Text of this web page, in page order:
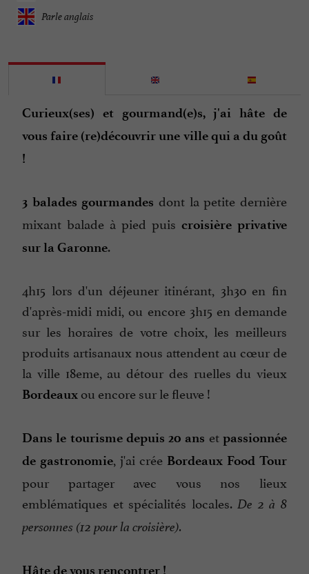
Parle anglais
Curieux(ses) et gourmand(e)s, j'ai hâte de
vous faire (re)découvrir une ville qui a du goût
!
3 balades gourmandes dont la petite dernière
mixant balade à pied puis croisière privative
sur la Garonne.
4h15 lors d'un déjeuner itinérant, 3h30 en fin
d'après-midi midi, ou encore 3h15 en demande
sur les horaires de votre choix, les meilleurs
produits artisanaux nous attendent au cœur de
la ville 18eme, au détour des ruelles du vieux
Bordeaux ou encore sur le fleuve !
Dans le tourisme depuis 20 ans etpassionnée
de gastronomie, j'ai crée Bordeaux Food Tour
pour partager avec vous nos lieux
emblématiques et spécialités locales. De 2 à 8
personnes (12 pour la croisière).
Hâte de vous rencontrer !